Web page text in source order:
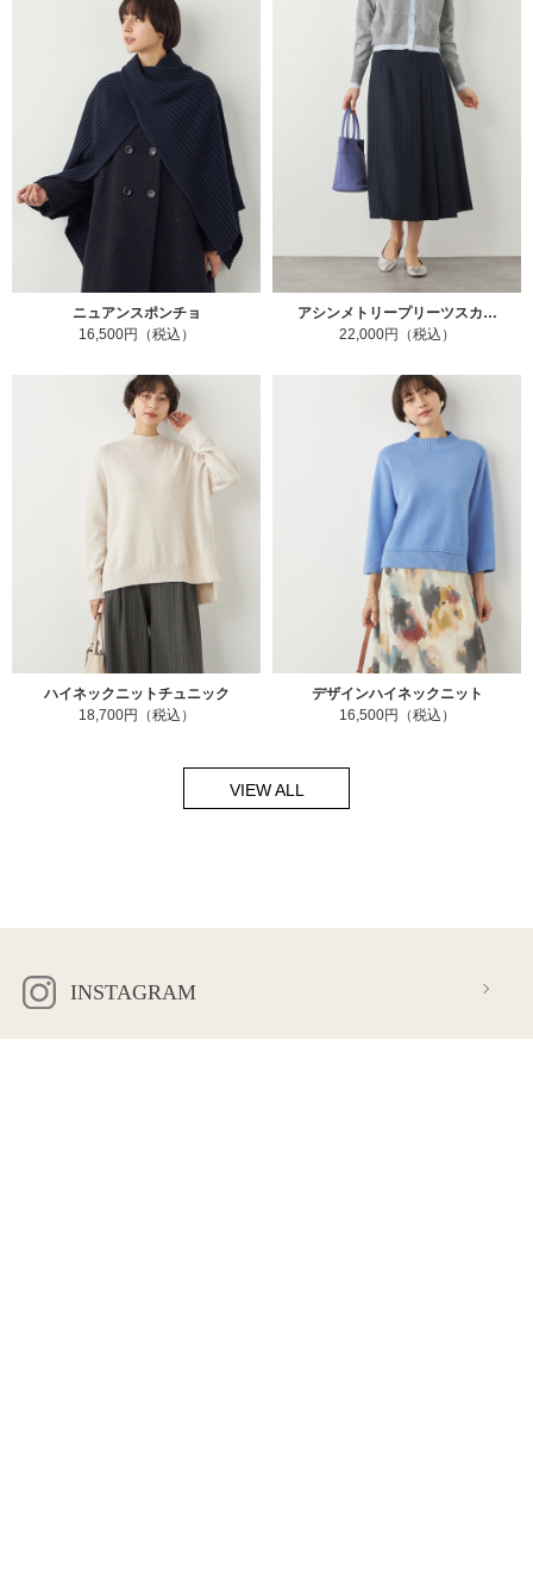
ニュアンスポンチョ
16,500円（税込）
アシンメトリープリーツスカ…
22,000円（税込）
ハイネックニットチュニック
18,700円（税込）
デザインハイネックニット
16,500円（税込）
VIEW ALL
INSTAGRAM